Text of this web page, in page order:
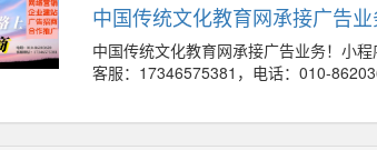
中国传统文化教育网承接广告
中国传统文化教育网承接广告业务！小
客服：17346575381，电话：010-